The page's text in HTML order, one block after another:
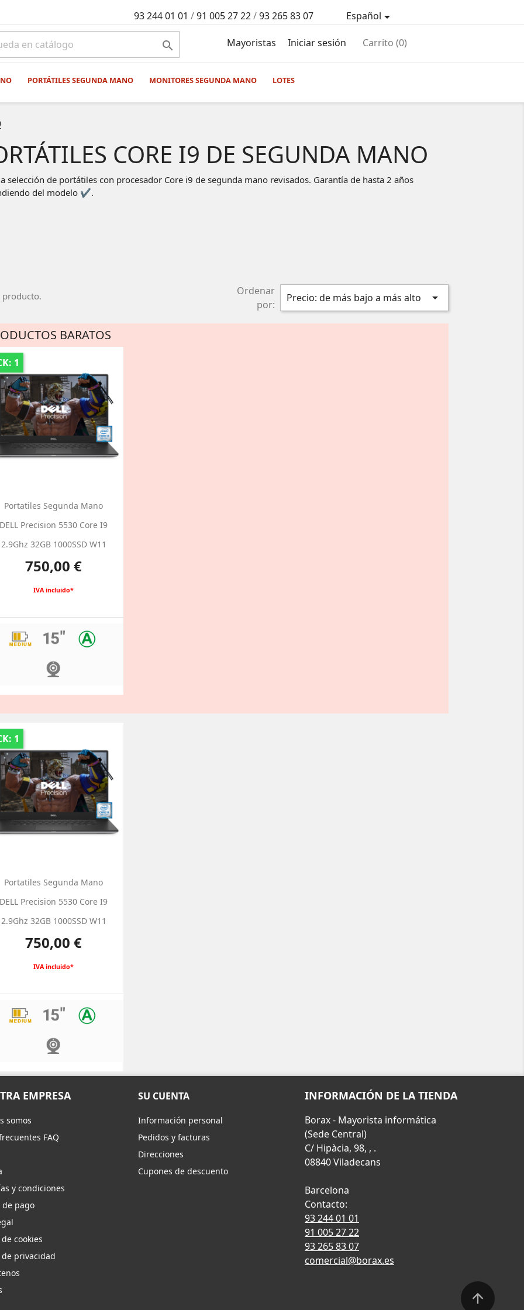
93 244 01 01 /91 005 27 22/93 265 83 07 Español
 Mayoristas Iniciar sesión Carrito (0)
PORTÁTILES SEGUNDA MANO MONITORES SEGUNDA MANO LOTES
CORE I9 DE SEGUNDA MANO
selección de portátiles con procesador Core i9 de segunda mano revisados. Garantía de hasta 2 años
del modelo ✔.
producto.
Ordenar
por:
Precio: de más bajo a más alto 
BARATOS
1
Portatiles Segunda Mano
DELL Precision 5530 Core I9
2.9Ghz 32GB 1000SSD W11
Precio
750,00 €
IVA incluido*
1
Portatiles Segunda Mano
DELL Precision 5530 Core I9
2.9Ghz 32GB 1000SSD W11
Precio
750,00 €
IVA incluido*
arrow_upward
EMPRESA
somos
FAQ
y condiciones
de pago
cookies
privacidad
SU CUENTA
Información personal
Pedidos y facturas
Direcciones
Cupones de descuento
INFORMACIÓN DE LA TIENDA
Borax - Mayorista informática
(Sede Central)
C/ Hipàcia, 98, , .
08840 Viladecans
Barcelona
Contacto:
93 244 01 01
91 005 27 22
93 265 83 07
comercial@borax.es